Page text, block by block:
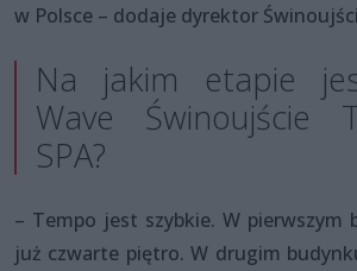
w Polsce – dodaje dyrektor
Na jakim etapie
Wave Świnoujście
SPA?
– Tempo jest szybkie. W pierwszym
już czwarte piętro. W drugim